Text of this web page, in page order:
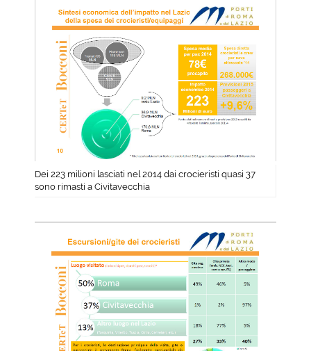
Dei 223 milioni lasciati nel 2014 dai crocieristi quasi 37
sono rimasti a Civitavecchia